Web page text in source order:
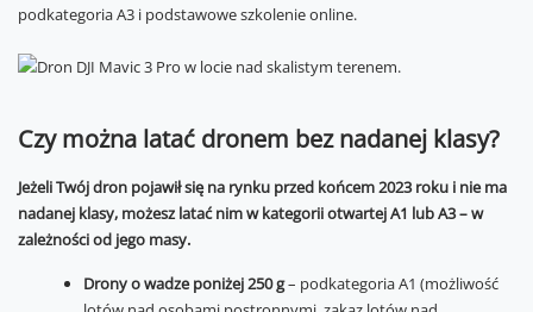
podkategoria A3 i podstawowe szkolenie online.
Czy można latać dronem bez nadanej klasy?
Jeżeli Twój dron pojawił się na rynku przed końcem 2023 roku i nie ma
nadanej klasy, możesz latać nim w kategorii otwartej A1 lub A3 – w
zależności od jego masy.
Drony o wadze poniżej 250 g– podkategoria A1 (możliwość